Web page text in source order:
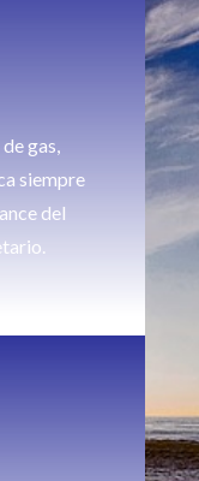
gas,
siempre
del